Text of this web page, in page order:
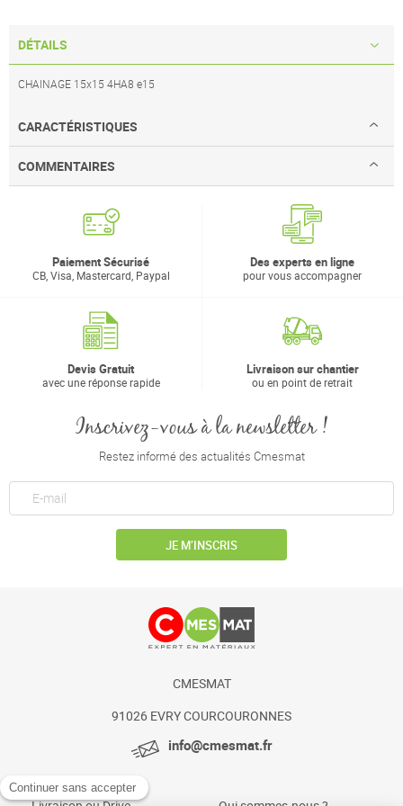
DÉTAILS
CHAINAGE 15x15 4HA8 e15
CARACTÉRISTIQUES
COMMENTAIRES
Paiement Sécurisé
CB, Visa, Mastercard, Paypal
Des experts en ligne
pour vous accompagner
Devis Gratuit
avec une réponse rapide
Livraison sur chantier
ou en point de retrait
Inscrivez-vous à la newsletter !
Restez informé des actualités Cmesmat
JE M’INSCRIS
CMESMAT
91026 EVRY COURCOURONNES
info@cmesmat.fr